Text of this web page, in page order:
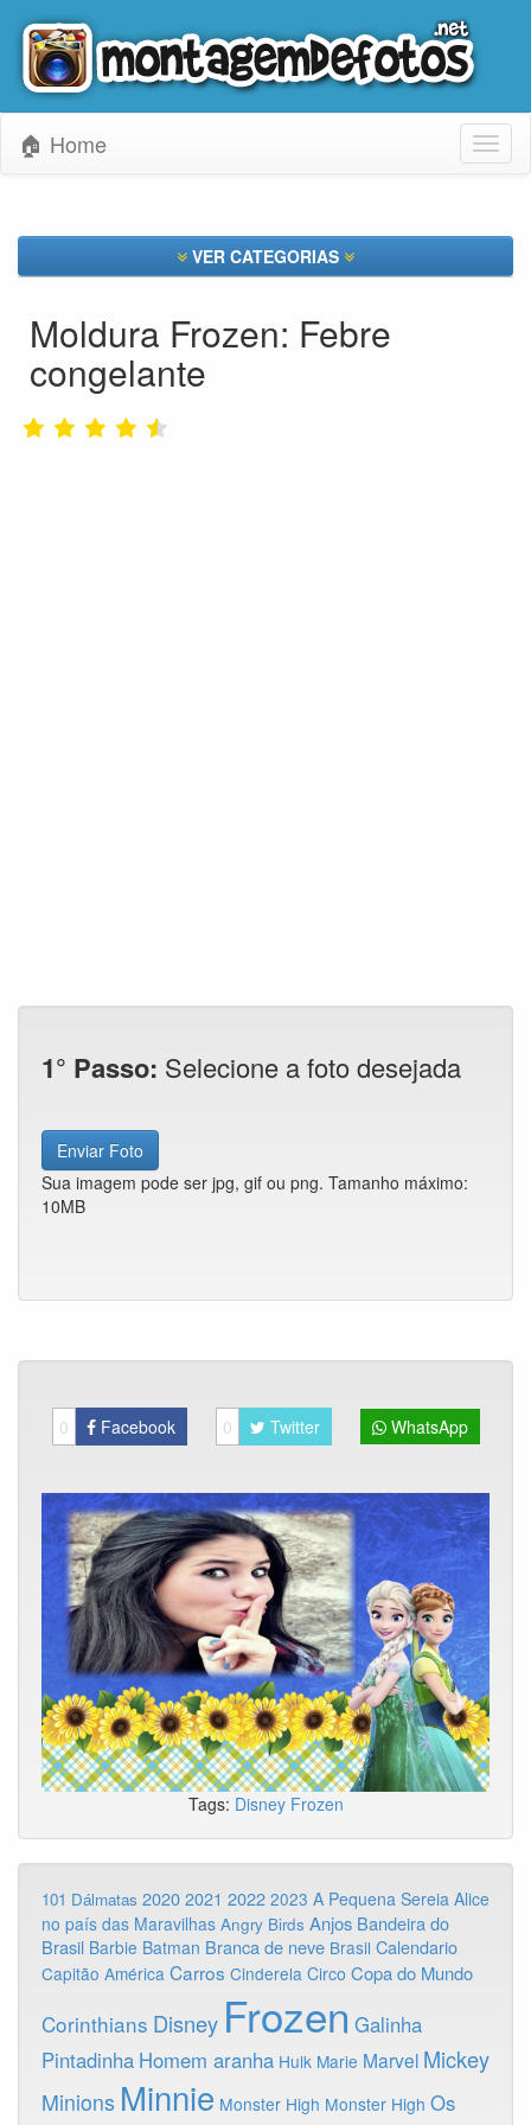
🏠 Home
VER CATEGORIAS
Moldura Frozen: Febre
congelante
1° Passo: Selecione a foto desejada
Enviar Foto
Sua imagem pode ser jpg, gif ou png. Tamanho máximo:
10MB
0 Facebook 0 Twitter WhatsApp
Tags: Disney Frozen
101 Dálmatas 2020 2021 2022 2023 A Pequena Sereia Alice
no país das Maravilhas Angry Birds Anjos Bandeira do
Brasil Barbie Batman Branca de neve Brasil Calendario
Capitão América Carros Cinderela Circo Copa do Mundo
Corinthians Disney Frozen Galinha
Pintadinha Homem aranha Hulk Marie Marvel Mickey
Minions Minnie Monster High Monster High Os